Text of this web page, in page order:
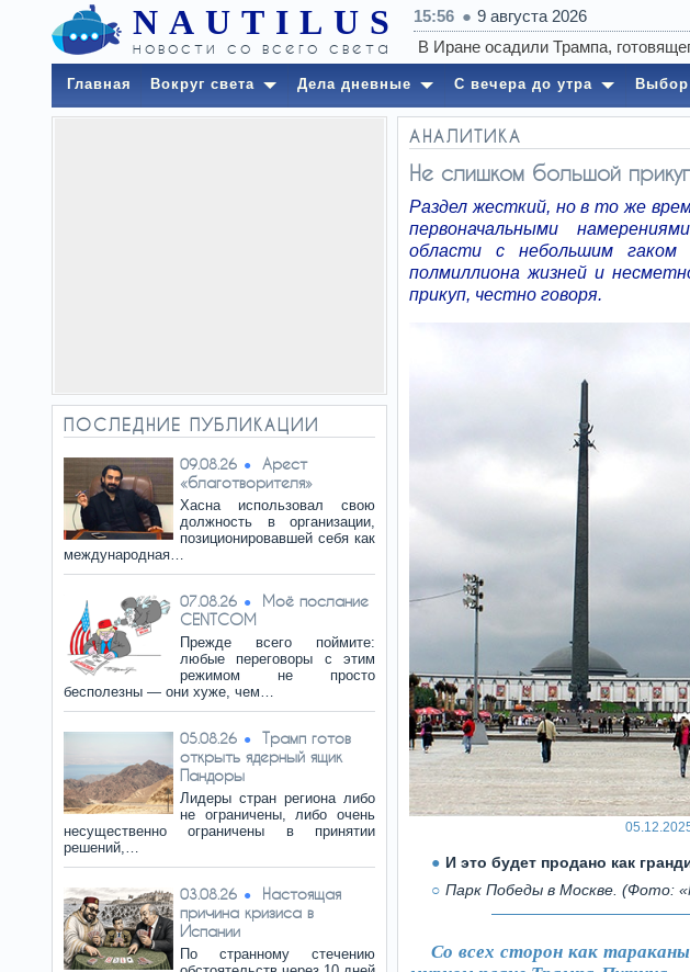
NAUTILUS
новости со всего света
15:56 9 августа 2026
Главная Вокруг света Дела дневные С вечера до утра Выбор
ПОСЛЕДНИЕ ПУБЛИКАЦИИ
09.08.26
Арест
«благотворителя»
Хасна использовал свою
должность в организации,
позиционировавшей себя как
международная…
07.08.26
Моё послание
CENTCOM
Прежде всего поймите:
любые переговоры с этим
режимом не просто
бесполезны — они хуже, чем…
05.08.26
Трамп готов
открыть ядерный ящик
Пандоры
Лидеры стран региона либо
не ограничены, либо очень
несущественно ограничены в принятии
решений,…
03.08.26
Настоящая
причина кризиса в
Испании
По странному стечению
АНАЛИТИКА
Не слишком большой
Раздел жесткий, но в то же
первоначальными
области с небольшим
полмиллиона жизней и
прикуп, честно говоря.
И это будет продано как
Парк Победы в Москве. (Фото:
Со всех сторон как